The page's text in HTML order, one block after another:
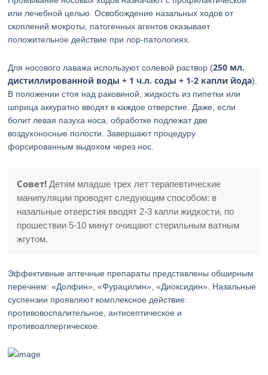
или лечебной целью. Освобождение назальных ходов от
скоплений мокроты, патогенных агентов оказывает
положительное действие при лор-патологиях.
Для носового лаважа используют солевой раствор (250 мл.
дистиллированной воды + 1 ч.л. соды + 1-2 капли йода).
В положении стоя над раковиной, жидкость из пипетки или
шприца аккуратно вводят в каждое отверстие. Даже, если
болит левая пазуха носа, обработке подлежат две
воздухоносные полости. Завершают процедуру
форсированным выдохом через нос.
Совет! Детям младше трех лет терапевтические
манипуляции проводят следующим способом: в
назальные отверстия вводят 2-3 капли жидкости, по
прошествии 5-10 минут очищают стерильным ватным
жгутом.
Эффективные аптечные препараты представлены обширным
перечнем: «Долфин», «Фурацилин», «Диоксидин». Назальные
суспензии проявляют комплексное действие:
противовоспалительное, антисептическое и
противоаллергическое.